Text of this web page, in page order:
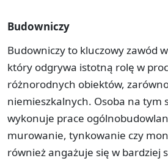
Budowniczy
Budowniczy to kluczowy zawód
który odgrywa istotną rolę w
różnorodnych obiektów,
niemieszkalnych. Osoba na tym
wykonuje prace
murowanie, tynkowanie czy
również angażuje się w bardziej